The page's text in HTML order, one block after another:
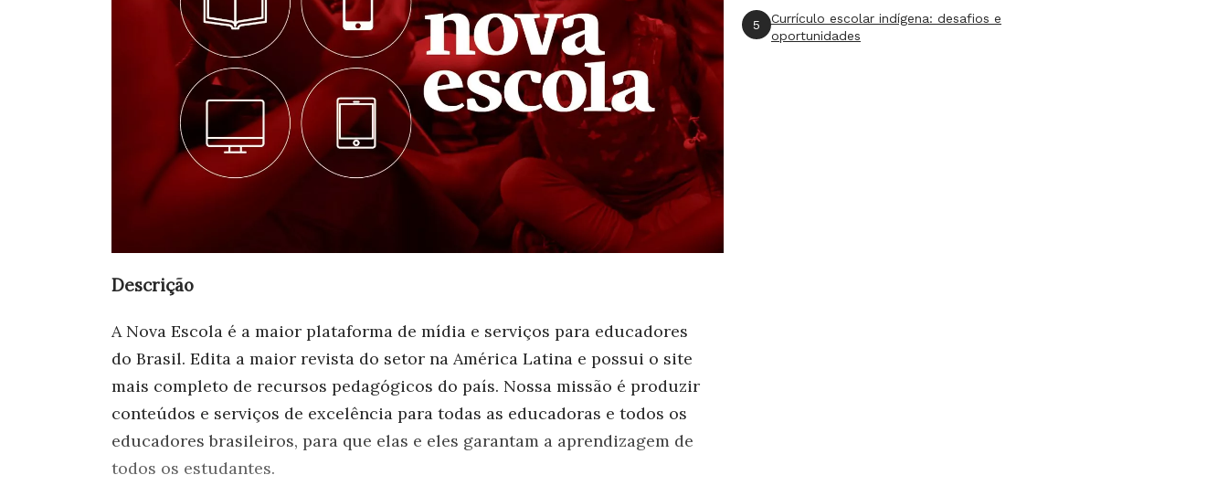
Descrição
A Nova Escola é a maior plataforma de mídia e serviços para educadores
do Brasil. Edita a maior revista do setor na América Latina e possui o site
mais completo de recursos pedagógicos do país. Nossa missão é produzir
conteúdos e serviços de excelência para todas as educadoras e todos os
educadores brasileiros, para que elas e eles garantam a aprendizagem de
todos os estudantes.
5
Currículo escolar indígena: desafios e
oportunidades